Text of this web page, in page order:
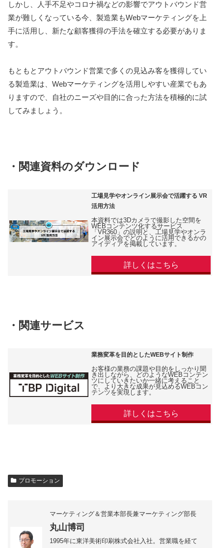
しかし、人手不足やコロナ禍などの影響でアウトバウンド営
業が難しくなっている今、製造業もWebマーケティングを上
手に活用し、新たな顧客獲得の手法を確立する必要がありま
す。
もともとアウトバウンド営業で多くの見込み客を獲得してい
る製造業は、Webマーケティングを活用しやすい産業でもあ
りますので、自社のニーズや目的に合った方法を積極的に試
してみましょう。
・関連資料のダウンロード
工場見学やオンライン展示会で活躍する VR
活用方法
本資料では3Dカメラで撮影した空間を
WEBコンテンツ化するサービス
「VR360」の説明と、工場見学やオンラ
イン展示会でどのように活用できるかの
アイディアを掲載しています。
詳しくはこちら
・関連サービス
業務変革を目的としたWEBサイト制作
お客様の業務の課題や目的をしっかり聞
き出しながら、どのようなWEBコンテン
ツにしていきたいか一緒に考えること
で、より大きな成果が見込めるWEBコン
テンツを実現します。
詳しくはこちら
プロモーション
マーケティング＆営業本部長兼マーケティング部長
丸山博司
1995年に東洋美術印刷株式会社入社。営業職を経て